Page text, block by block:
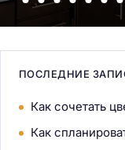
ПОСЛЕДНИЕ
Как сочетать
Как